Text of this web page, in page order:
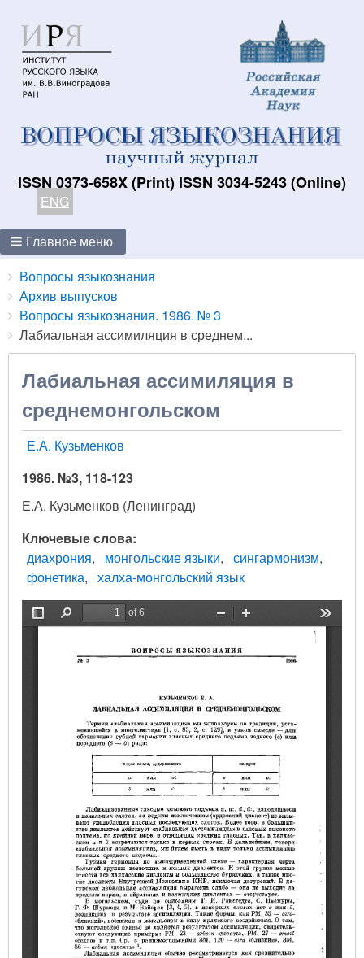
ISSN 0373-658X (Print) ISSN 3034-5243 (Online)
ENG
Главное меню
Breadcrumbs
You
are
here:
Вопросы языкознания
Архив выпусков
Вопросы языкознания. 1986. № 3
Лабиальная ассимиляция в среднем...
Лабиальная ассимиляция в
среднемонгольском
Е.А. Кузьменков
1986. №3, 118-123
Е.А. Кузьменков (Ленинград)
Ключевые слова
диахрония
монгольские языки
сингармонизм
фонетика
халха-монгольский язык